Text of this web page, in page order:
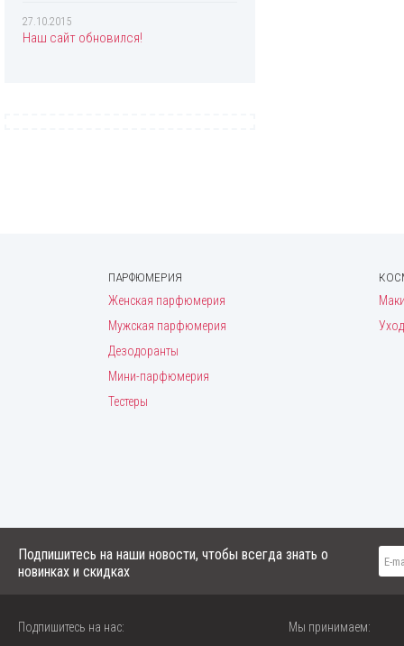
27.10.2015
Наш сайт обновился!
ПАРФЮМЕРИЯ
Женская парфюмерия
Мужская парфюмерия
Дезодоранты
Мини-парфюмерия
Тестеры
Подпишитесь на наши новости, чтобы всегда знать о
новинках и скидках
Подпишитесь на нас: Мы принимаем: